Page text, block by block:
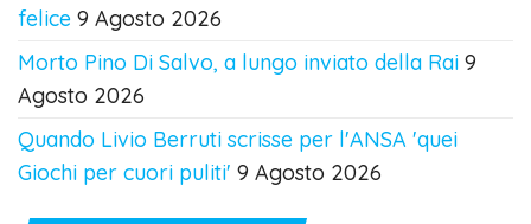
felice 9 Agosto 2026
Morto Pino Di Salvo, a lungo inviato della Rai 9
Agosto 2026
Quando Livio Berruti scrisse per l'ANSA 'quei
Giochi per cuori puliti' 9 Agosto 2026